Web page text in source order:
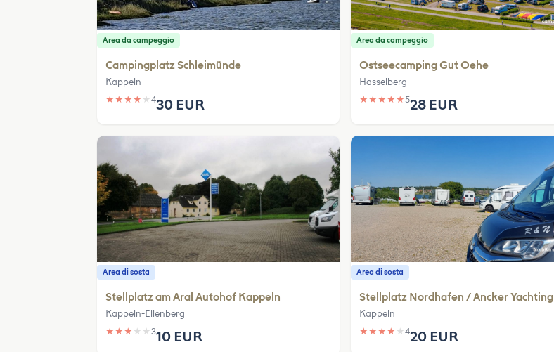
Area da campeggio
Campingplatz Schleimünde
Kappeln
★ ★ ★ ★ ★ 430 EUR
Area da campeggio
Ostseecamping Gut Oehe
Hasselberg
★ ★ ★ ★ ★528 EUR
Area di sosta
Stellplatz am Aral Autohof Kappeln
Kappeln-Ellenberg
★ ★ ★ ★ ★ 310 EUR
Area di sosta
Stellplatz Nordhafen / Ancker Yachting
Kappeln
★ ★ ★ ★ ★420 EUR